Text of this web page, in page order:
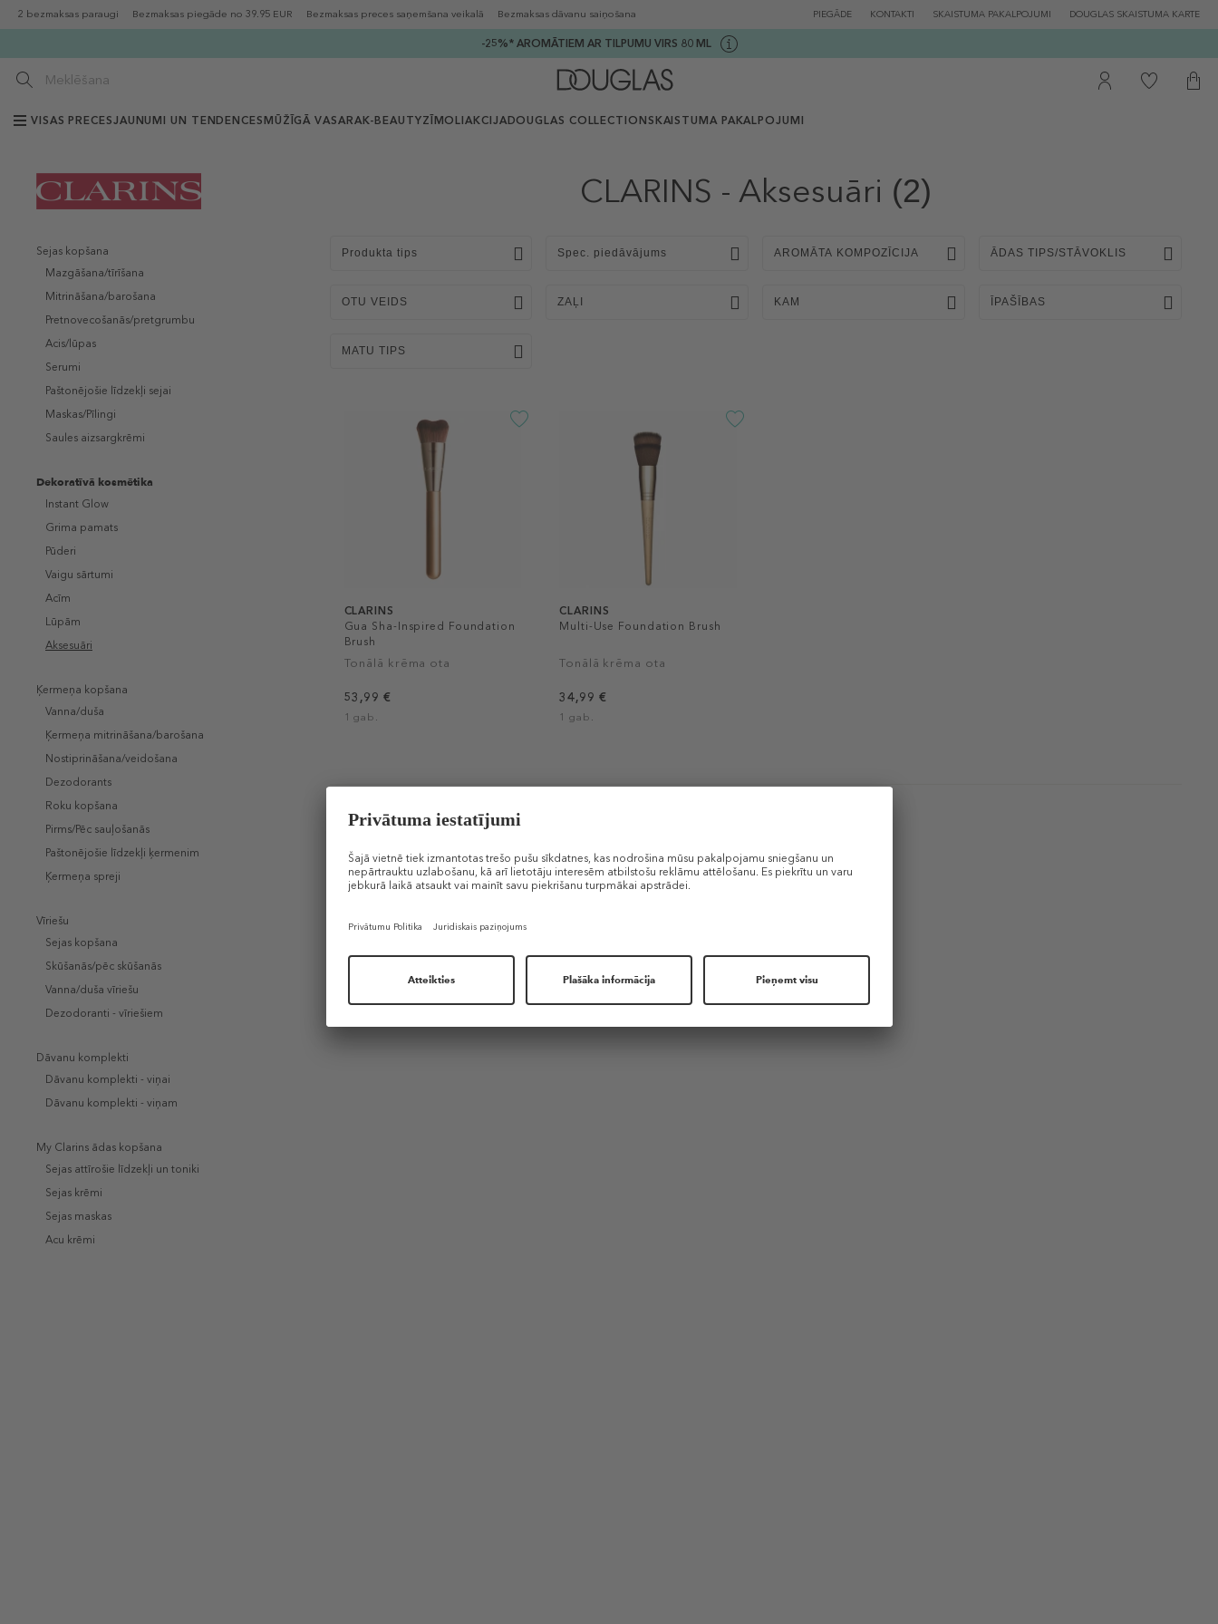
2 bezmaksas paraugi Bezmaksas piegāde no 39.95 EUR Bezmaksas preces saņemšana veikalā Bezmaksas dāvanu saiņošana PIEGĀDE KONTAKTI SKAISTUMA PAKALPOJUMI DOUGLAS SKAISTUMA KARTE
-25%* AROMĀTIEM AR TILPUMU VIRS 80 ML
VISAS PRECESJAUNUMI UN TENDENCES MŪŽĪGĀ VASARAK-BEAUTYZĪMOLIAKCIJADOUGLAS COLLECTION SKAISTUMA PAKALPOJUMI
Sejas kopšana
Mazgāšana/tīrīšana
Mitrināšana/barošana
Pretnovecošanās/pretgrumbu
Acis/lūpas
Serumi
Paštonējošie līdzekļi sejai
Maskas/Pīlingi
Saules aizsargkrēmi
Dekoratīvā kosmētika
Instant Glow
Grima pamats
Pūderi
Vaigu sārtumi
Acīm
Lūpām
Aksesuāri
Ķermeņa kopšana
Vanna/duša
Ķermeņa mitrināšana/barošana
Nostiprināšana/veidošana
Dezodorants
Roku kopšana
Pirms/Pēc sauļošanās
Paštonējošie līdzekļi ķermenim
Ķermeņa spreji
Vīriešu
Sejas kopšana
Skūšanās/pēc skūšanās
Vanna/duša vīriešu
Dezodoranti - vīriešiem
Dāvanu komplekti
Dāvanu komplekti - viņai
Dāvanu komplekti - viņam
My Clarins ādas kopšana
Sejas attīrošie līdzekļi un toniki
Sejas krēmi
Sejas maskas
Acu krēmi
CLARINS - Aksesuāri (2)
Produkta tips Spec. piedāvājums AROMĀTA KOMPOZĪCIJA ĀDAS TIPS/STĀVOKLIS
OTU VEIDS ZAĻI KAM ĪPAŠĪBAS
MATU TIPS
CLARINS
Gua Sha-Inspired Foundation
Brush
Tonālā krēma ota
53,99 €
1 gab.
CLARINS
Multi-Use Foundation Brush
Tonālā krēma ota
34,99 €
1 gab.